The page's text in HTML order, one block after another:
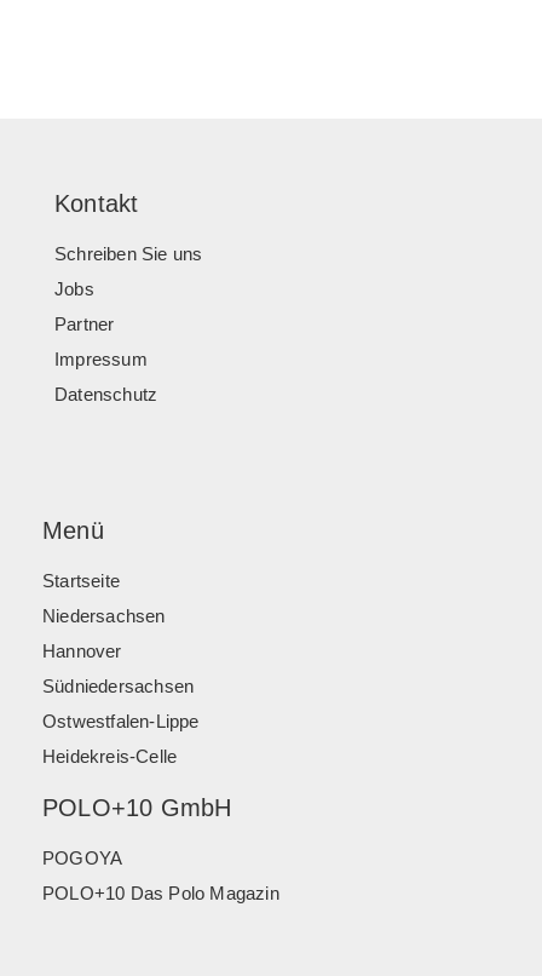
Kontakt
Schreiben Sie uns
Jobs
Partner
Impressum
Datenschutz
Menü
Startseite
Niedersachsen
Hannover
Südniedersachsen
Ostwestfalen-Lippe
Heidekreis-Celle
POLO+10 GmbH
POGOYA
POLO+10 Das Polo Magazin